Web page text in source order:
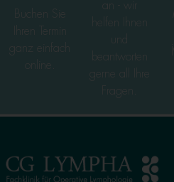
ganz einfach